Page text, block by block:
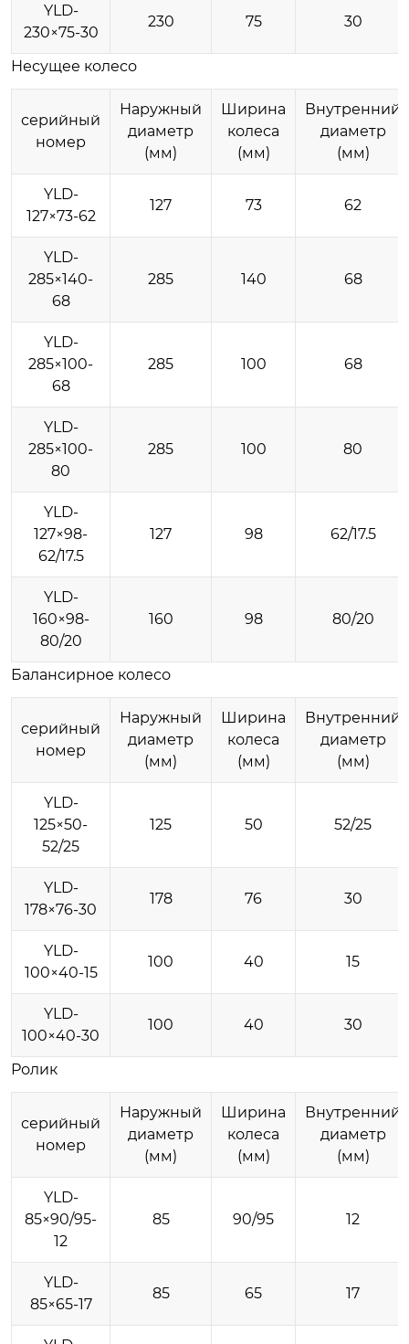
YLD-
230×75-30
230 75 30
Несущее колесо
серийный
номер
Наружный
диаметр
(мм)
Ширина
колеса
(мм)
Внутренний
диаметр
(мм)
YLD-
127×73-62
127 73 62
YLD-
285×140-
68
285 140 68
YLD-
285×100-
68
285 100 68
YLD-
285×100-
80
285 100 80
YLD-
127×98-
62/17.5
127 98 62/17.5
YLD-
160×98-
80/20
160 98 80/20
Балансирное колесо
серийный
номер
Наружный
диаметр
(мм)
Ширина
колеса
(мм)
Внутренний
диаметр
(мм)
YLD-
125×50-
52/25
125 50 52/25
YLD-
178×76-30
178 76 30
YLD-
100×40-15
100 40 15
YLD-
100×40-30
100 40 30
Ролик
серийный
номер
Наружный
диаметр
(мм)
Ширина
колеса
(мм)
Внутренний
диаметр
(мм)
YLD-
85×90/95-
12
85 90/95 12
YLD-
85×65-17
85 65 17